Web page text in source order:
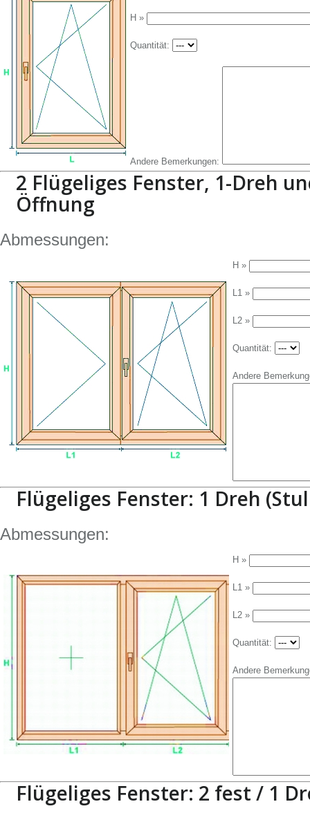
H »
Quantität:
Andere Bemerkungen:
2 Flügeliges Fenster, 1-Dreh
Öffnung
Abmessungen:
H »
L1 »
L2 »
Quantität:
Andere
Flügeliges Fenster: 1 Dreh
Abmessungen:
H »
L1 »
L2 »
Quantität:
Andere
Flügeliges Fenster: 2 fest / 1